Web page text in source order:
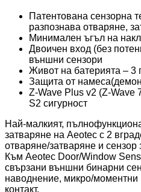
Патентована сензорна
разпознава отваряне,
Минимален ъгъл на
Двоичен вход (без
външни сензори
Живот на батерията – 3
Защита от
Z-Wave Plus v2 (Z-Wave
S2 сигурност
Най-малкият,
затваряне на Aeotec с 2
отваряне/затваряне и сензор
Към Aeotec Door/Window
свързани външни бинарни
наводнение, микро/моментни
контакт.